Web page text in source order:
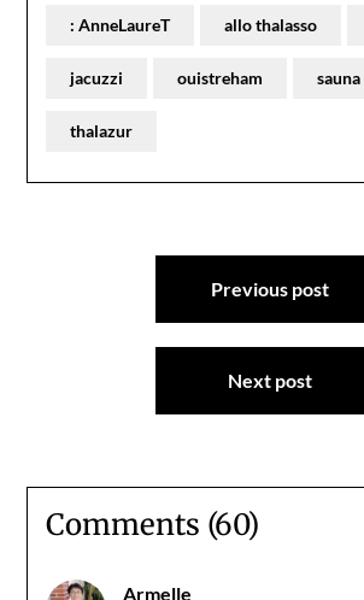
: AnneLaureT allo thalasso
jacuzzi ouistreham sauna
thalazur
Navigation
Previous post
Next post
Comments (60)
Armelle